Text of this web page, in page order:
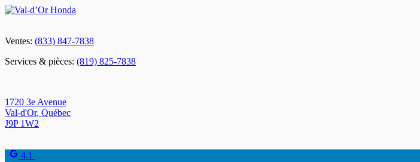
Ventes: (833) 847-7838
Services & pièces: (819) 825-7838
1720 3e Avenue
Val-d'Or, Québec
J9P 1W2
4.1